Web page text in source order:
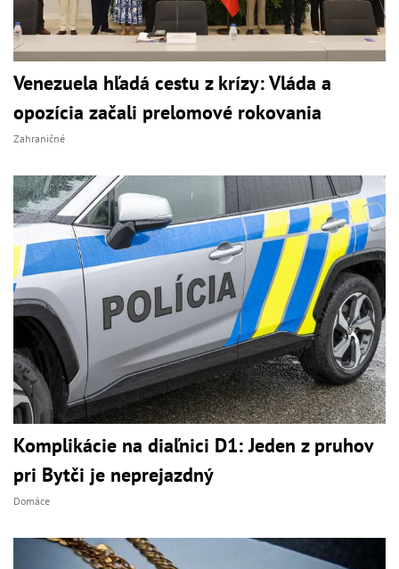
Venezuela hľadá cestu z krízy: Vláda a
opozícia začali prelomové rokovania
Zahraničné
Komplikácie na diaľnici D1: Jeden z pruhov
pri Bytči je neprejazdný
Domáce